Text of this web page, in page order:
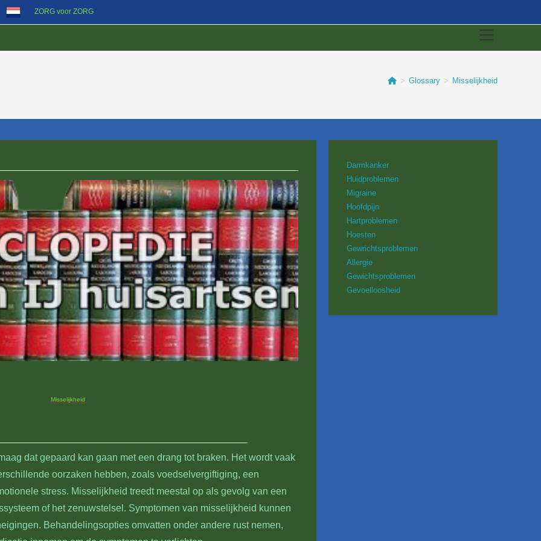
ZORG voor ZORG
Bekijk
> Glossary > Misselijkheid
Misselijkheid
dat gepaard kan gaan met een drang tot braken. Het wordt vaak
oorzaken hebben, zoals voedselvergiftiging, een
stress. Misselijkheid treedt meestal op als gevolg van een
of het zenuwstelsel. Symptomen van misselijkheid kunnen
Behandelingsopties omvatten onder andere rust nemen,
Darmkanker
Huidproblemen
Migraine
Hoofdpijn
Hartproblemen
Hoesten
Gewrichtsproblemen
Allergie
Gewichtsproblemen
Gevoelloosheid